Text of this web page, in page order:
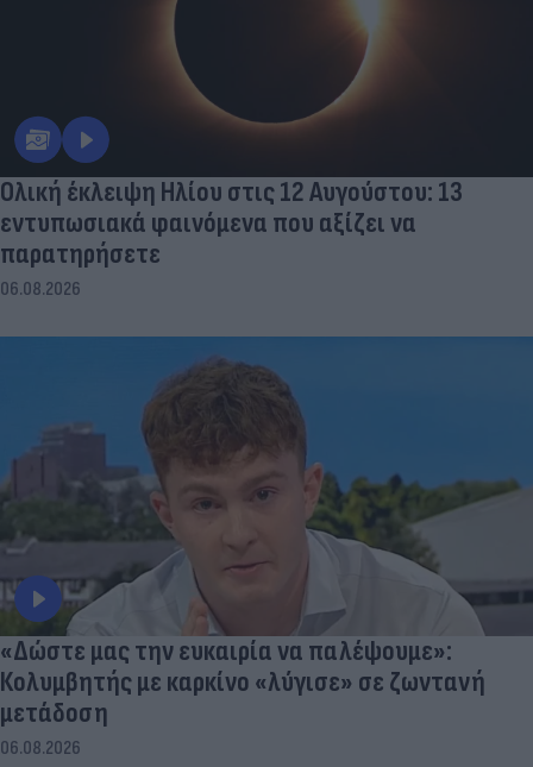
Ολική έκλειψη Ηλίου στις 12 Αυγούστου: 13
εντυπωσιακά φαινόμενα που αξίζει να
παρατηρήσετε
06.08.2026
«Δώστε μας την ευκαιρία να παλέψουμε»:
Κολυμβητής με καρκίνο «λύγισε» σε ζωντανή
μετάδοση
06.08.2026